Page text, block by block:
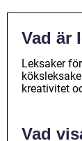
Vad är
Leksaker
kreativitet
Vad